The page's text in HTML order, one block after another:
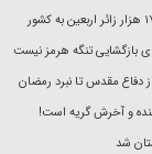
بازگشایی تنگه هرمز نیست
دفاع مقدس تا نبرد رمضان
و آخرش گریه است!
شد